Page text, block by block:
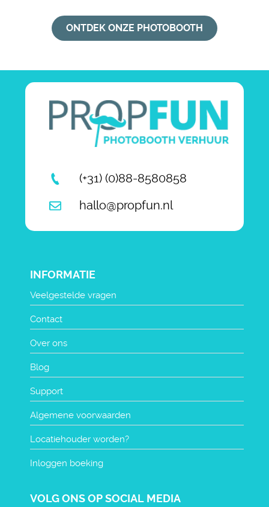
ONTDEK ONZE PHOTOBOOTH
(+31) (0)88-8580858
hallo@propfun.nl
INFORMATIE
Veelgestelde vragen
Contact
Over ons
Blog
Support
Algemene voorwaarden
Locatiehouder worden?
Inloggen boeking
VOLG ONS OP SOCIAL MEDIA